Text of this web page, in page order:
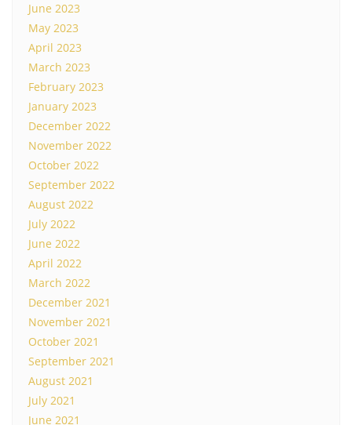
June 2023
May 2023
April 2023
March 2023
February 2023
January 2023
December 2022
November 2022
October 2022
September 2022
August 2022
July 2022
June 2022
April 2022
March 2022
December 2021
November 2021
October 2021
September 2021
August 2021
July 2021
June 2021